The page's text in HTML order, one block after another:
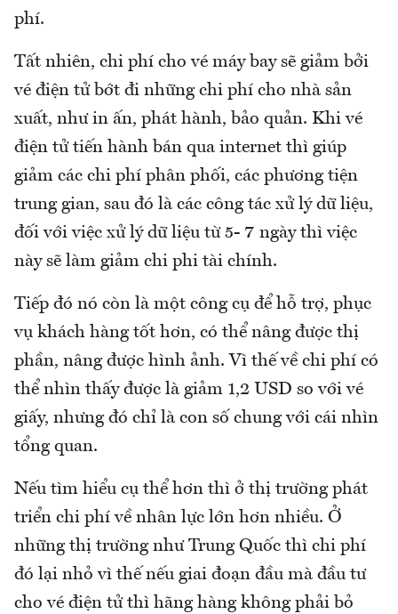
phí.
Tất nhiên, chi phí cho vé máy bay sẽ giảm bởi
vé điện tử bớt đi những chi phí cho nhà sản
xuất, như in ấn, phát hành, bảo quản. Khi vé
điện tử tiến hành bán qua internet thì giúp
giảm các chi phí phân phối, các phương tiện
trung gian, sau đó là các công tác xử lý dữ liệu,
đối với việc xử lý dữ liệu từ 5- 7 ngày thì việc
này sẽ làm giảm chi phi tài chính.
Tiếp đó nó còn là một công cụ để hỗ trợ, phục
vụ khách hàng tốt hơn, có thể nâng được thị
phần, nâng được hình ảnh. Vì thế về chi phí có
thể nhìn thấy được là giảm 1,2 USD so với vé
giấy, nhưng đó chỉ là con số chung với cái nhìn
tổng quan.
Nếu tìm hiểu cụ thể hơn thì ở thị trường phát
triển chi phí về nhân lực lớn hơn nhiều. Ở
những thị trường như Trung Quốc thì chi phí
đó lại nhỏ vì thế nếu giai đoạn đầu mà đầu tư
cho vé điện tử thì hãng hàng không phải bỏ